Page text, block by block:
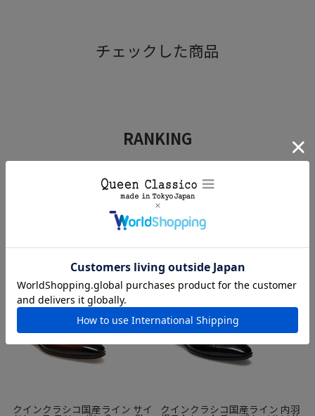
wrehorsebrush
豚毛に比べて毛先が細く柔らかいのが特徴です。
毛先が細く柔らかい毛で、靴についたホコリを落とすのが主
な役割です。
▼サイズ
チェックした商品
RANKING
ビジネスシューズ カジュアルシューズ
スニーカー
クインクラシコ国産ライン サイ クインクラシコ国産ライン 内羽